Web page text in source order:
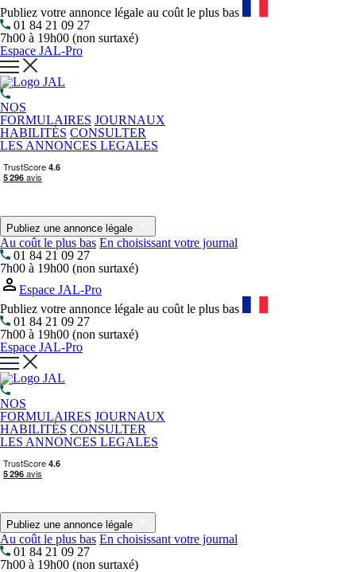
Publiez votre annonce légale au coût le plus bas
01 84 21 09 27
7h00 à 19h00 (non surtaxé)
Espace JAL-Pro
NOS
FORMULAIRES JOURNAUX
HABILITÉS CONSULTER
LES ANNONCES LEGALES
Publiez une annonce légale
Au coût le plus bas En choisissant votre journal
01 84 21 09 27
7h00 à 19h00 (non surtaxé)
Espace JAL-Pro
Publiez votre annonce légale au coût le plus bas
01 84 21 09 27
7h00 à 19h00 (non surtaxé)
Espace JAL-Pro
NOS
FORMULAIRES JOURNAUX
HABILITÉS CONSULTER
LES ANNONCES LEGALES
Publiez une annonce légale
Au coût le plus bas En choisissant votre journal
01 84 21 09 27
7h00 à 19h00 (non surtaxé)